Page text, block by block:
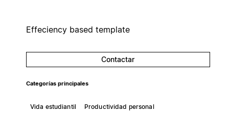
Effeciency based template
Contactar
Categorías principales
Vida estudiantil
Productividad personal